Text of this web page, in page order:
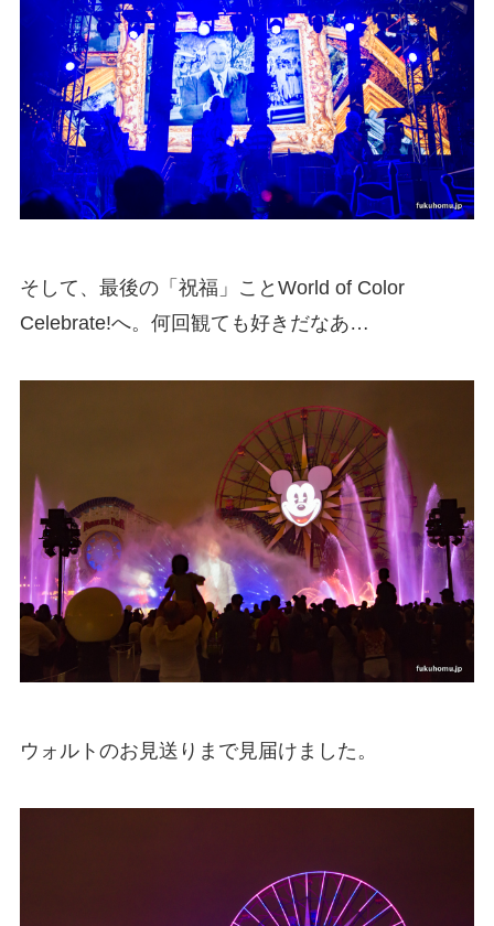
そして、最後の「祝福」ことWorld of Color
Celebrate!へ。何回観ても好きだなあ…
ウォルトのお見送りまで見届けました。